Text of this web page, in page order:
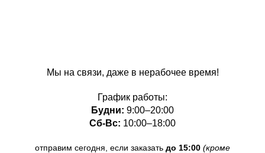
Мы на связи, даже в нерабочее время!
График работы:
Будни: 9:00–20:00
Сб-Вс: 10:00–18:00
отправим сегодня, если заказать до 15:00 (кроме